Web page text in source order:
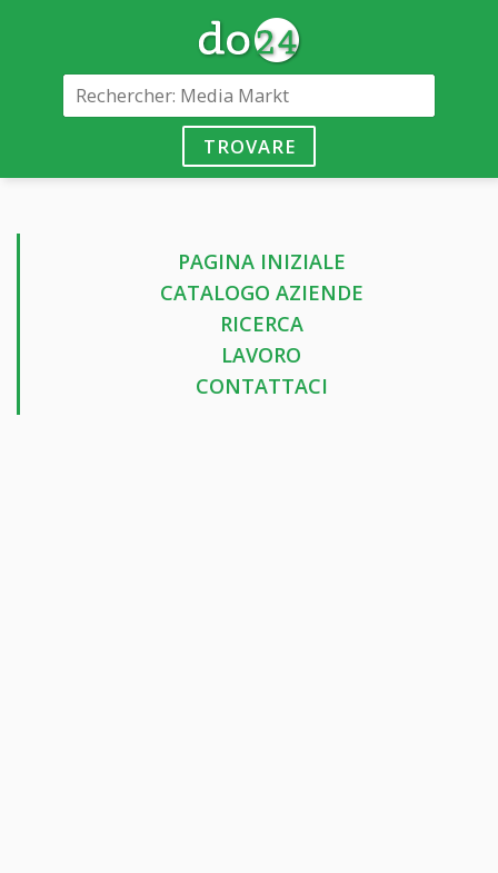
TROVARE
PAGINA INIZIALE
CATALOGO AZIENDE
RICERCA
LAVORO
CONTATTACI